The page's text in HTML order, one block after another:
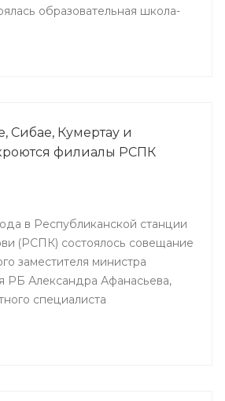
образовательная школа-
Сибае, Кумертау и
филиалы РСПК
в Республиканской станции
(РСПК) состоялось совещание
заместителя министра
РБ Александра Афанасьева,
специалиста
главных врачей и